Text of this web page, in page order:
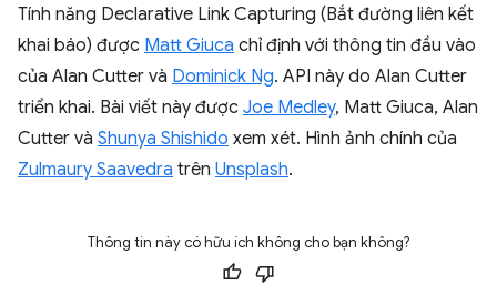
Tính năng Declarative Link Capturing (Bắt đường liên kết
khai báo) được Matt Giuca chỉ định với thông tin đầu vào
của Alan Cutter và Dominick Ng. API này do Alan Cutter
triển khai. Bài viết này được Joe Medley, Matt Giuca, Alan
Cutter và Shunya Shishido xem xét. Hình ảnh chính của
Zulmaury Saavedra trên Unsplash.
Thông tin này có hữu ích không cho bạn không?